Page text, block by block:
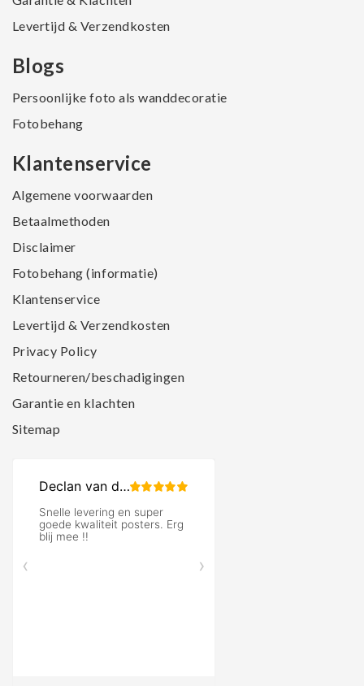
Levertijd & Verzendkosten
Blogs
Persoonlijke foto als wanddecoratie
Fotobehang
Klantenservice
Algemene voorwaarden
Betaalmethoden
Disclaimer
Fotobehang (informatie)
Klantenservice
Levertijd & Verzendkosten
Privacy Policy
Retourneren/beschadigingen
Garantie en klachten
Sitemap